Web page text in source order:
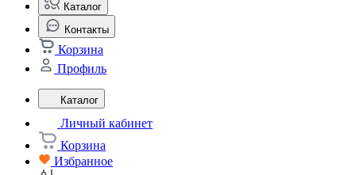
Каталог
Контакты
Корзина
Профиль
Каталог
Личный кабинет
Корзина
Избранное